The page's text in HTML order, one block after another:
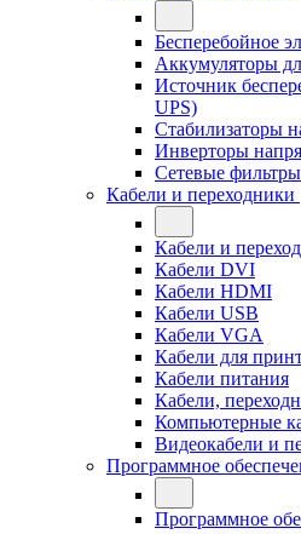
Бесперебойное
Аккумуляторы
Источник
UPS)
Стабилизаторы
Инверторы
Сетевые
Кабели и переходники
Кабели и
Кабели DVI
Кабели HDMI
Кабели USB
Кабели VGA
Кабели для
Кабели питания
Кабели,
Компьютерные
Видеокабели и
Программное
Программное